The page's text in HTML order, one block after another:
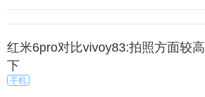
红米6pro对比vivoy83:拍照方面较高
下
手机